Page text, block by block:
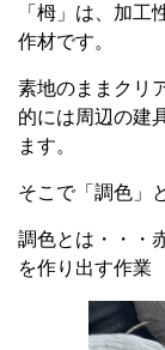
「栂」は、加
作材です。
素地のままクリ
的には周辺の建
ます。
そこで「調色」
調色とは・・・
を作り出す作業